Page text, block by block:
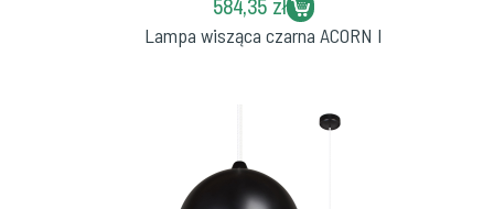
584,35 zł
Lampa wisząca czarna ACORN I